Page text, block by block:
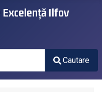
Excelență Ilfov
Cautare